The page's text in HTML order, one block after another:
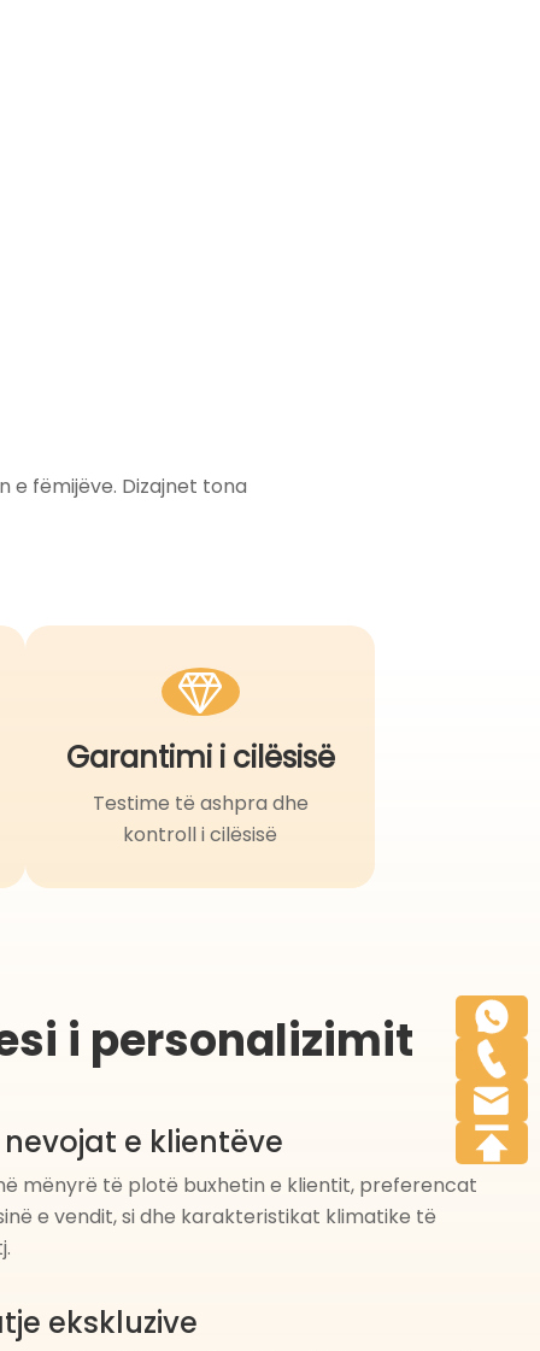
e fëmijëve. Dizajnet tona
Garantimi i cilësisë
Testime të ashpra dhe
kontroll i cilësisë
i personalizimit
nevojat e klientëve
mënyrë të plotë buxhetin e klientit, preferencat
e vendit, si dhe karakteristikat klimatike të
ekskluzive